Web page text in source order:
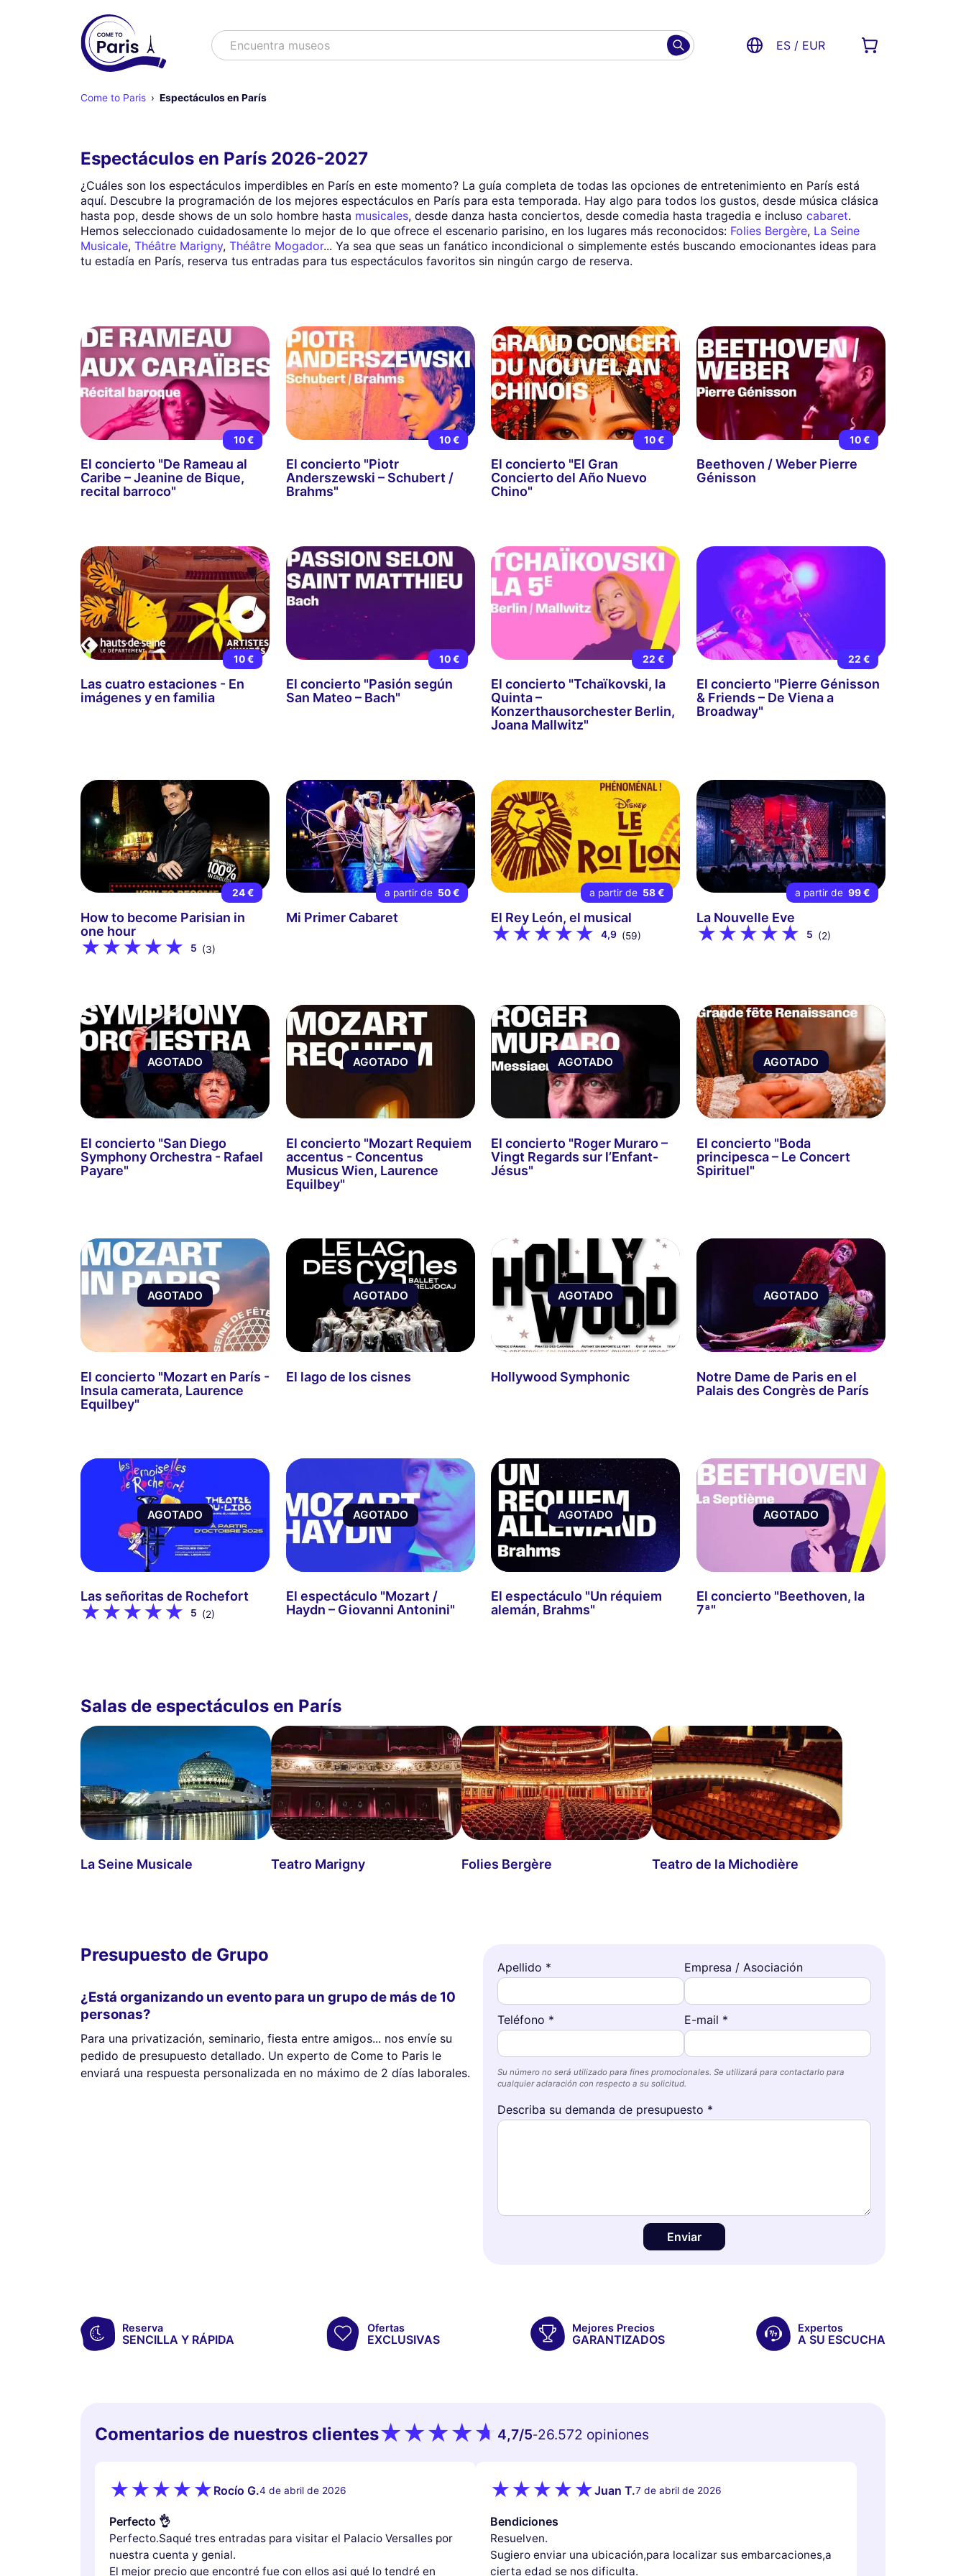
BuscarEncuentra es ES / EUR
Come to Paris Espectáculos en París
Espectáculos en París 2026-2027
¿Cuáles son los espectáculos imperdibles en París en este momento? La guía completa de todas las opciones de entretenimiento en París está
aquí. Descubre la programación de los mejores espectáculos en París para esta temporada. Hay algo para todos los gustos, desde música clásica
hasta pop, desde shows de un solo hombre hasta musicales, desde danza hasta conciertos, desde comedia hasta tragedia e incluso cabaret.
Hemos seleccionado cuidadosamente lo mejor de lo que ofrece el escenario parisino, en los lugares más reconocidos: Folies Bergère, La Seine
Musicale, Théâtre Marigny, Théâtre Mogador... Ya sea que seas un fanático incondicional o simplemente estés buscando emocionantes ideas para
tu estadía en París, reserva tus entradas para tus espectáculos favoritos sin ningún cargo de reserva.
10 €
El concierto "De Rameau al
Caribe – Jeanine de Bique,
recital barroco"
10 €
El concierto "Piotr
Anderszewski – Schubert /
Brahms"
10 €
El concierto "El Gran
Concierto del Año Nuevo
Chino"
10 €
Beethoven / Weber Pierre
Génisson
10 €
Las cuatro estaciones - En
imágenes y en familia
10 €
El concierto "Pasión según
San Mateo – Bach"
22 €
El concierto "Tchaïkovski, la
Quinta –
Konzerthausorchester Berlin,
Joana Mallwitz"
22 €
El concierto "Pierre Génisson
& Friends – De Viena a
Broadway"
24 €
How to become Parisian in
one hour
5 (3)
a partir de 50 €
Mi Primer Cabaret
a partir de 58 €
El Rey León, el musical
4,9 (59)
a partir de 99 €
La Nouvelle Eve
5 (2)
AGOTADO
El concierto "San Diego
Symphony Orchestra - Rafael
Payare"
AGOTADO
El concierto "Mozart Requiem
accentus - Concentus
Musicus Wien, Laurence
Equilbey"
AGOTADO
El concierto "Roger Muraro –
Vingt Regards sur l’Enfant-
Jésus"
AGOTADO
El concierto "Boda
principesca – Le Concert
Spirituel"
AGOTADO
El concierto "Mozart en París -
Insula camerata, Laurence
Equilbey"
AGOTADO
El lago de los cisnes
AGOTADO
Hollywood Symphonic
AGOTADO
Notre Dame de Paris en el
Palais des Congrès de París
AGOTADO
Las señoritas de Rochefort
5 (2)
AGOTADO
El espectáculo "Mozart /
Haydn – Giovanni Antonini"
AGOTADO
El espectáculo "Un réquiem
alemán, Brahms"
AGOTADO
El concierto "Beethoven, la
7ª"
Salas de espectáculos en París
La Seine Musicale Teatro Marigny Folies Bergère Teatro de la Michodière
Presupuesto de Grupo
¿Está organizando un evento para un grupo de más de 10
personas?
Para una privatización, seminario, fiesta entre amigos... nos envíe su
pedido de presupuesto detallado. Un experto de Come to Paris le
enviará una respuesta personalizada en no máximo de 2 días laborales.
Apellido * Empresa / Asociación
Teléfono * E-mail *
Su número no será utilizado para fines promocionales. Se utilizará para contactarlo para
cualquier aclaración con respecto a su solicitud.
Describa su demanda de presupuesto *
Enviar
Reserva
SENCILLA Y RÁPIDA
Ofertas
EXCLUSIVAS
Mejores Precios
GARANTIZADOS
Expertos
A SU ESCUCHA
Comentarios de nuestros clientes 4,7/5-26.572 opiniones
Rocío G.4 de abril de 2026
Perfecto 👌
Perfecto.Saqué tres entradas para visitar el Palacio Versalles por
nuestra cuenta y genial.
El mejor precio que encontré fue con ellos asi qué lo tendré en
Juan T.7 de abril de 2026
Bendiciones
Resuelven.
Sugiero enviar una ubicación,para localizar sus embarcaciones,a
cierta edad se nos dificulta.